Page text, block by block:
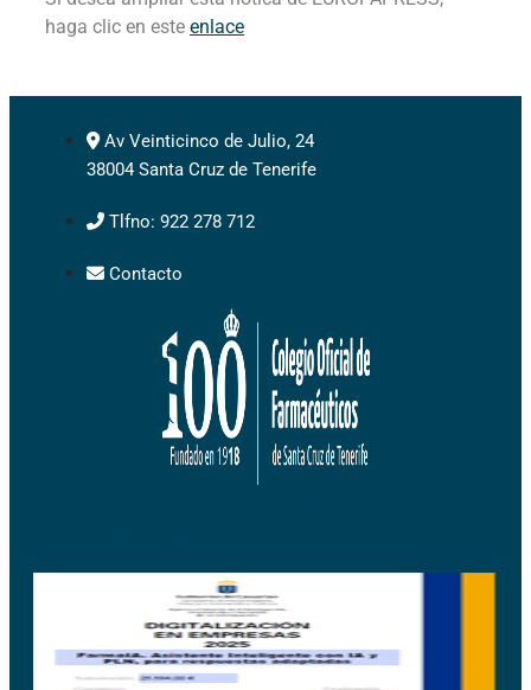
haga clic en este enlace
Av Veinticinco de Julio, 24
38004 Santa Cruz de Tenerife
Tlfno: 922 278 712
Contacto